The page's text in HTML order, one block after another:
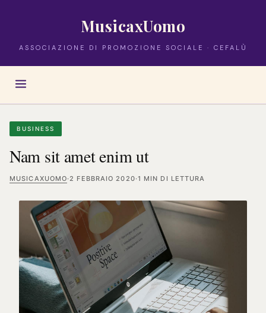
MusicaxUomo
ASSOCIAZIONE DI PROMOZIONE SOCIALE · CEFALÙ
BUSINESS
Nam sit amet enim ut
MUSICAXUOMO·2 FEBBRAIO 2020·1 MIN DI LETTURA